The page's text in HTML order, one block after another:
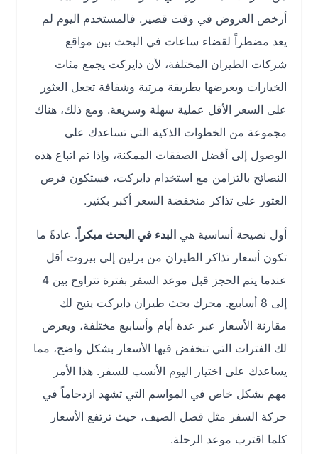
أرخص العروض في وقت قصير. فالمستخدم اليوم لم
يعد مضطراً لقضاء ساعات في البحث بين مواقع
شركات الطيران المختلفة، لأن دايركت يجمع مئات
الخيارات ويعرضها بطريقة مرتبة وشفافة تجعل العثور
على السعر الأقل عملية سهلة وسريعة. ومع ذلك، هناك
مجموعة من الخطوات الذكية التي تساعدك على
الوصول إلى أفضل الصفقات الممكنة، وإذا تم اتباع هذه
النصائح بالتزامن مع استخدام دايركت، فستكون فرص
العثور على تذاكر منخفضة السعر أكبر بكثير.
أول نصيحة أساسية هيالبدء في البحث مبكراً . عادةً ما
تكون أسعار تذاكر الطيران من برلين إلى بيروت أقل
عندما يتم الحجز قبل موعد السفر بفترة تتراوح بين 4
إلى 8 أسابيع. محرك بحث طيران دايركت يتيح لك
مقارنة الأسعار عبر عدة أيام وأسابيع مختلفة، ويعرض
لك الفترات التي تنخفض فيها الأسعار بشكل واضح، مما
يساعدك على اختيار اليوم الأنسب للسفر. هذا الأمر
مهم بشكل خاص في المواسم التي تشهد ازدحاماً في
حركة السفر مثل فصل الصيف، حيث ترتفع الأسعار
كلما اقترب موعد الرحلة.